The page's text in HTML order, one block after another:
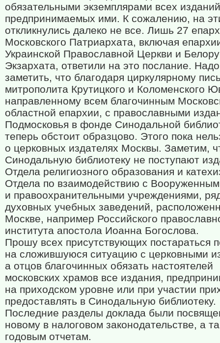
обязательными экземплярами всех
предпринимаемых ими. К сожалению, на
откликнулись далеко не все. Лишь 27
Московского Патриархата, включая
Украинской Православной Церкви и
Экзархата, ответили на это послание. Надо
заметить, что благодаря циркулярному
митрополита Крутицкого и Коломенского
направленному всем благочинным
областной епархии, с православными
Подмосковья в фонде Синодальной
теперь обстоит образцово. Этого пока
о церковных издателях Москвы. Заметим,
Синодальную библиотеку не поступают
Отдела религиозного образования и
Отдела по взаимодействию с
и правоохранительными учреждениями,
духовных учебных заведений,
Москве, например Российского
института апостола Иоанна Богослова.
Прошу всех присутствующих постараться
на сложившуюся ситуацию с церковными
а отцов благочинных обязать настоятелей
московских храмов все издания,
на приходском уровне или при участии
предоставлять в Синодальную библиотеку.
Последние разделы доклада были
новому в налоговом законодательстве, а
годовым отчетам.